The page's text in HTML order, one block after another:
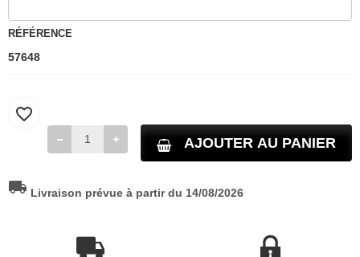
RÉFÉRENCE
57648
AJOUTER AU PANIER
favorite_border
local_shipping Livraison prévue à partir du 14/08/2026